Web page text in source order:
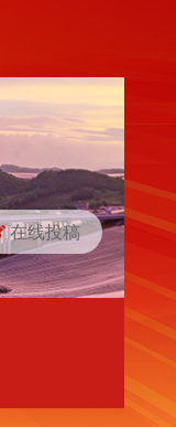
在线投稿